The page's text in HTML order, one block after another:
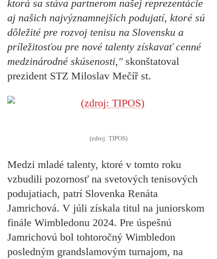
ktorá sa stáva partnerom našej reprezentácie
aj našich najvýznamnejších podujatí, ktoré sú
dôležité pre rozvoj tenisu na Slovensku a
príležitosťou pre nové talenty získavať cenné
medzinárodné skúsenosti," skonštatoval
prezident STZ Miloslav Mečíř st.
(zdroj: TIPOS)
Medzi mladé talenty, ktoré v tomto roku
vzbudili pozornosť na svetových tenisových
podujatiach, patrí Slovenka Renáta
Jamrichová. V júli získala titul na juniorskom
finále Wimbledonu 2024. Pre úspešnú
Jamrichovú bol tohtoročný Wimbledon
posledným grandslamovým turnajom, na